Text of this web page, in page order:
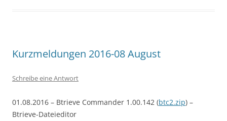
Kurzmeldungen 2016-08 August
Schreibe eine Antwort
01.08.2016 – Btrieve Commander 1.00.142 (btc2.zip) –
Btrieve-Dateieditor